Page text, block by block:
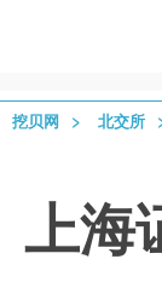
挖贝网 > 北交所
上海